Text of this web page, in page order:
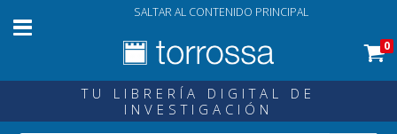
SALTAR AL CONTENIDO PRINCIPAL
0
TU LIBRERÍA DIGITAL DE
INVESTIGACIÓN